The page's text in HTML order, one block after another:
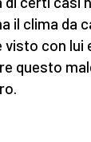
il clima da
visto con lui
questo